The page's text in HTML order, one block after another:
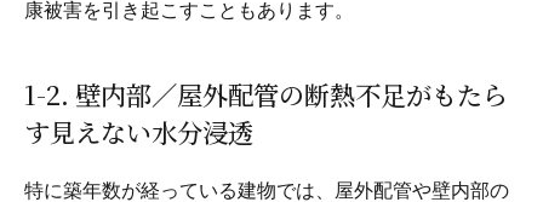
康被害を引き起こすこともあります。
1-2. 壁内部／屋外配管の断熱不足がもたら
す見えない水分浸透
特に築年数が経っている建物では、屋外配管や壁内部の